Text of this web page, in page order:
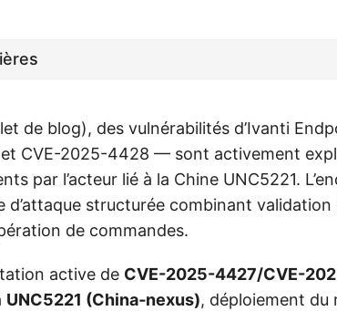
de blog), des vulnérabilités d’Ivanti
CVE-2025-4428 — sont activement
par l’acteur lié à la Chine UNC5221.
d’attaque structurée combinant validation
de commandes.
active de CVE-2025-4427/CVE-
UNC5221 (China‑nexus), déploiement du